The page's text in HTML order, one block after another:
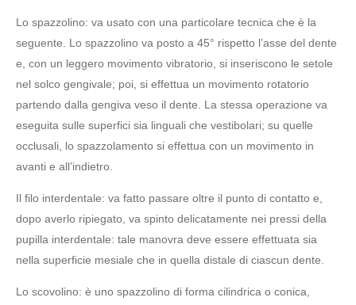
Lo spazzolino: va usato con una particolare tecnica che è la
seguente. Lo spazzolino va posto a 45° rispetto l’asse del dente
e, con un leggero movimento vibratorio, si inseriscono le setole
nel solco gengivale; poi, si effettua un movimento rotatorio
partendo dalla gengiva veso il dente. La stessa operazione va
eseguita sulle superfici sia linguali che vestibolari; su quelle
occlusali, lo spazzolamento si effettua con un movimento in
avanti e all’indietro.
Il filo interdentale: va fatto passare oltre il punto di contatto e,
dopo averlo ripiegato, va spinto delicatamente nei pressi della
pupilla interdentale: tale manovra deve essere effettuata sia
nella superficie mesiale che in quella distale di ciascun dente.
Lo scovolino: è uno spazzolino di forma cilindrica o conica,